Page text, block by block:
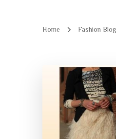
Home Fashion Blog